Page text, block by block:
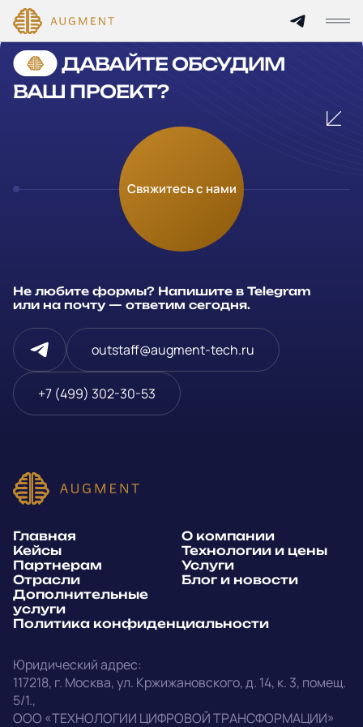
Написать в Telegram
outstaff@augment-tech.ru
Главная
Технологии и цены
Услуги
Отрасли
Блог и новости
Политика
конфиденциальности
Cannot find 'services' template with page 'detail'
ДАВАЙТЕ ОБСУДИМ
ВАШ ПРОЕКТ?
Свяжитесь с нами
Не любите формы? Напишите в Telegram
или на почту — ответим сегодня.
outstaff@augment-tech.ru
+7 (499) 302-30-53
Юридический адрес:
117218, г. Москва,ул. Кржижановского, д. 14, к. 3, помещ.
5/1.,
ООО «ТЕХНОЛОГИИ ЦИФРОВОЙ ТРАНСФОРМАЦИИ»
Главная
О компании
Кейсы
Технологии и цены
Партнерам
Услуги
Отрасли
Блог и новости
Дополнительные
услуги
Политика конфиденциальности
Оставьте заявку
Заполните и отправьте данные и мы свяжемся с вами в
течение рабочего дня
Компания
Телефон*
E-mail
Telegram
WhatsApp
E-mail
Позвонить
Напишите, какие специалисты, в каком количестве и как
срочно нужны на ваш проект
Прикрепить файл